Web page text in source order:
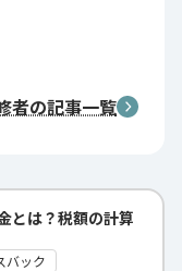
者の記事一覧
とは？税額の計算
バック